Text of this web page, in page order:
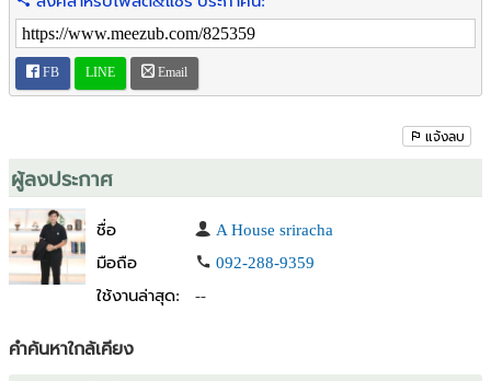
FB LINE Email
แจ้งลบ
ผู้ลงประกาศ
ชื่อ
A House sriracha
มือถือ
092-288-9359
ใช้งานล่าสุด:
--
คำค้นหาใกล้เคียง